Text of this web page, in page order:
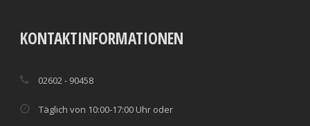
KONTAKTINFORMATIONEN
02602 - 90458
Täglich von 10:00-17:00 Uhr oder